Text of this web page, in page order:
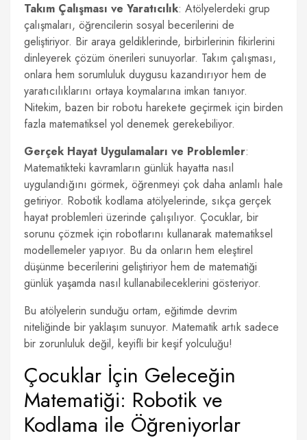
Takım Çalışması ve Yaratıcılık: Atölyelerdeki grup
çalışmaları, öğrencilerin sosyal becerilerini de
geliştiriyor. Bir araya geldiklerinde, birbirlerinin fikirlerini
dinleyerek çözüm önerileri sunuyorlar. Takım çalışması,
onlara hem sorumluluk duygusu kazandırıyor hem de
yaratıcılıklarını ortaya koymalarına imkan tanıyor.
Nitekim, bazen bir robotu harekete geçirmek için birden
fazla matematiksel yol denemek gerekebiliyor.
Gerçek Hayat Uygulamaları ve Problemler:
Matematikteki kavramların günlük hayatta nasıl
uygulandığını görmek, öğrenmeyi çok daha anlamlı hale
getiriyor. Robotik kodlama atölyelerinde, sıkça gerçek
hayat problemleri üzerinde çalışılıyor. Çocuklar, bir
sorunu çözmek için robotlarını kullanarak matematiksel
modellemeler yapıyor. Bu da onların hem eleştirel
düşünme becerilerini geliştiriyor hem de matematiği
günlük yaşamda nasıl kullanabileceklerini gösteriyor.
Bu atölyelerin sunduğu ortam, eğitimde devrim
niteliğinde bir yaklaşım sunuyor. Matematik artık sadece
bir zorunluluk değil, keyifli bir keşif yolculuğu!
Çocuklar İçin Geleceğin
Matematiği: Robotik ve
Kodlama ile Öğreniyorlar